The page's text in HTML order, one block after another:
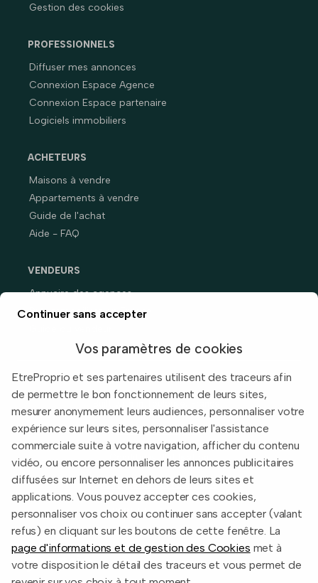
Gestion des cookies
PROFESSIONNELS
Diffuser mes annonces
Connexion Espace Agence
Connexion Espace partenaire
Logiciels immobiliers
ACHETEURS
Maisons à vendre
Appartements à vendre
Guide de l'achat
Aide - FAQ
VENDEURS
Annuaire des agences
Prix immobiliers en France
Informations légales
Conditions d'utilisation
Politique de confidentialité
2026 EtreProprio.com
Continuer sans accepter
Vos paramètres de cookies
EtreProprio et ses partenaires utilisent des traceurs afin
de permettre le bon fonctionnement de leurs sites,
mesurer anonymement leurs audiences, personnaliser votre
expérience sur leurs sites, personnaliser l'assistance
commerciale suite à votre navigation, afficher du contenu
vidéo, ou encore personnaliser les annonces publicitaires
diffusées sur Internet en dehors de leurs sites et
applications. Vous pouvez accepter ces cookies,
personnaliser vos choix ou continuer sans accepter (valant
refus) en cliquant sur les boutons de cette fenêtre. La
page d'informations et de gestion des Cookies met à
votre disposition le détail des traceurs et vous permet de